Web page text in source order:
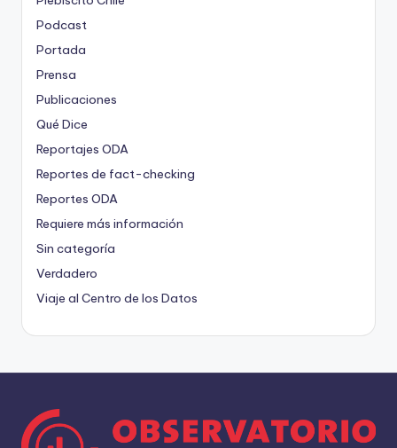
Podcast
Portada
Prensa
Publicaciones
Qué Dice
Reportajes ODA
Reportes de fact-checking
Reportes ODA
Requiere más información
Sin categoría
Verdadero
Viaje al Centro de los Datos